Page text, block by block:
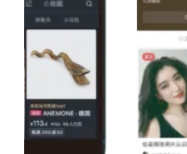
KOL/KOC
种
推
广
的
销
售